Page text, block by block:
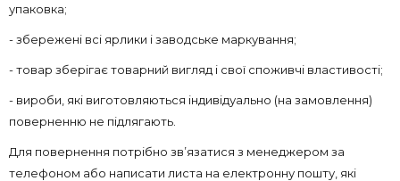
упаковка;
- збережені всі ярлики і заводське маркування;
- товар зберігає товарний вигляд і свої споживчі властивості;
- вироби, які виготовляються індивідуально (на замовлення)
поверненню не підлягають.
Для повернення потрібно зв’язатися з менеджером за
телефоном або написати листа на електронну пошту, які